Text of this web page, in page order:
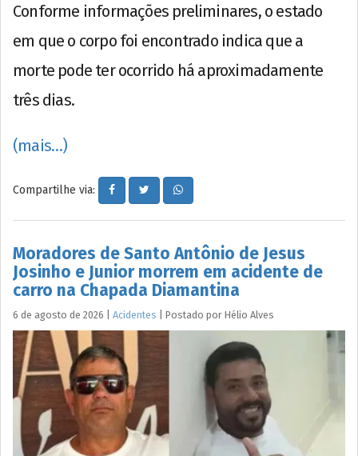
Conforme informações preliminares, o estado
em que o corpo foi encontrado indica que a
morte pode ter ocorrido há aproximadamente
três dias.
(mais…)
Compartilhe via:
Moradores de Santo Antônio de Jesus
Josinho e Junior morrem em acidente de
carro na Chapada Diamantina
6 de agosto de 2026 Acidentes Postado por Hélio Alves